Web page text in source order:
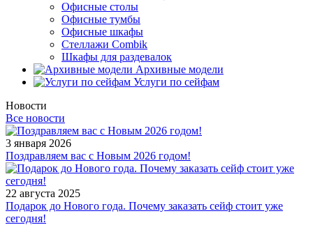
Офисные столы
Офисные тумбы
Офисные шкафы
Стеллажи Combik
Шкафы для раздевалок
Архивные модели
Услуги по сейфам
Новости
Все новости
3 января 2026
Поздравляем вас с Новым 2026 годом!
22 августа 2025
Подарок до Нового года. Почему заказать сейф стоит уже
сегодня!